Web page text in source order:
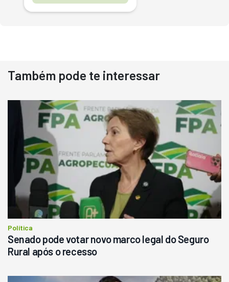
Destaque
Usado
Pá Carregadeira Cat 966
Ano 1987
Londrina
R$ 145.000
Consultar
Também pode te interessar
Política
Senado pode votar novo marco legal do Seguro
Rural após o recesso